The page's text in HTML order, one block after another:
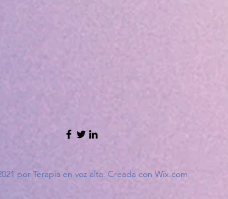
por Terapia en voz alta. Creada con Wix.com